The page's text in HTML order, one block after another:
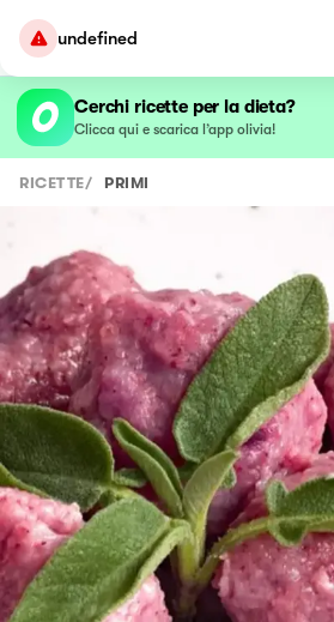
undefined
Cerchi ricette per la dieta?
Clicca qui e scarica l’app olivia!
RICETTE/ PRIMI